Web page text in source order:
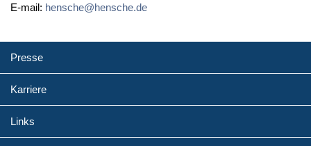
E-mail: hensche@hensche.de
Presse
Karriere
Links